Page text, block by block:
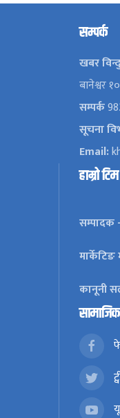
सम्पर्क
खबर
बानेश्वर
सम्पर्क
सूचना
Email:
हाम्रो टिम
सम्पादक -
कानूनी